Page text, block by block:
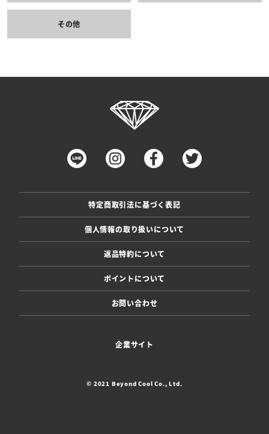
その他
特定商取引法に基づく表記
個人情報の取り扱いについて
返品特約について
ポイントについて
お問い合わせ
企業サイト
© 2021 Beyond Cool Co., Ltd.